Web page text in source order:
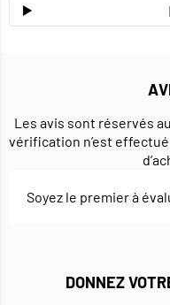
Les avis sont réservés
vérification n’est
Soyez le premier à
DONNEZ